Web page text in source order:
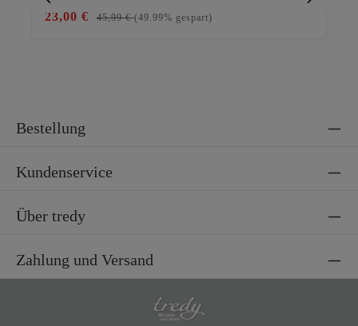
23,00 € 45,99 €(49.99% gespart)
Bestellung
Kundenservice
Über tredy
Zahlung und Versand